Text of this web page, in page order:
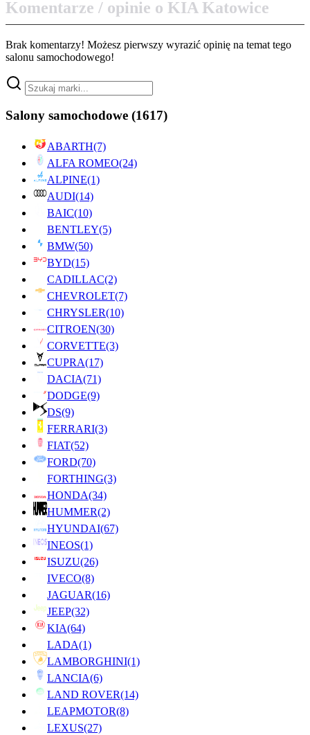
Komentarze / opinie o KIA Katowice
Brak komentarzy! Możesz pierwszy wyrazić opinię na temat tego
salonu samochodowego!
Salony samochodowe (1617)
ABARTH(7)
ALFA ROMEO(24)
ALPINE(1)
AUDI(14)
BAIC(10)
BENTLEY(5)
BMW(50)
BYD(15)
CADILLAC(2)
CHEVROLET(7)
CHRYSLER(10)
CITROEN(30)
CORVETTE(3)
CUPRA(17)
DACIA(71)
DODGE(9)
DS(9)
FERRARI(3)
FIAT(52)
FORD(70)
FORTHING(3)
HONDA(34)
HUMMER(2)
HYUNDAI(67)
INEOS(1)
ISUZU(26)
IVECO(8)
JAGUAR(16)
JEEP(32)
KIA(64)
LADA(1)
LAMBORGHINI(1)
LANCIA(6)
LAND ROVER(14)
LEAPMOTOR(8)
LEXUS(27)